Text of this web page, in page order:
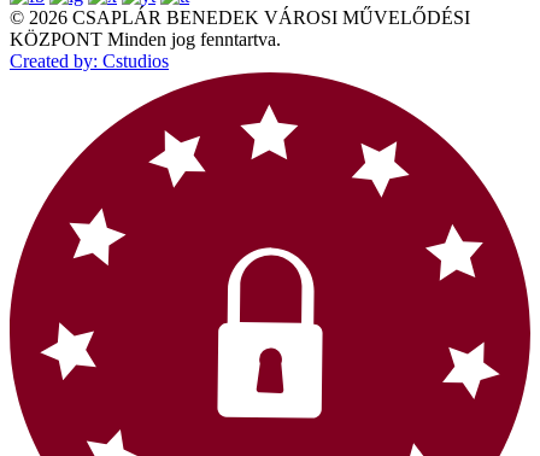
© 2026 CSAPLÁR BENEDEK VÁROSI MŰVELŐDÉSI
KÖZPONT Minden jog fenntartva.
Created by: Cstudios